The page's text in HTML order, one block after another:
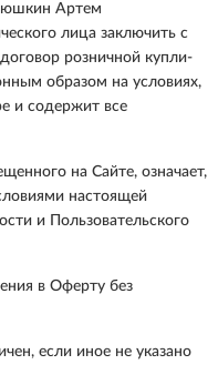
Артем
лица заключить с
розничной купли-
образом на условиях,
и содержит все
на Сайте, означает,
настоящей
и Пользовательского
в Оферту без
если иное не указано